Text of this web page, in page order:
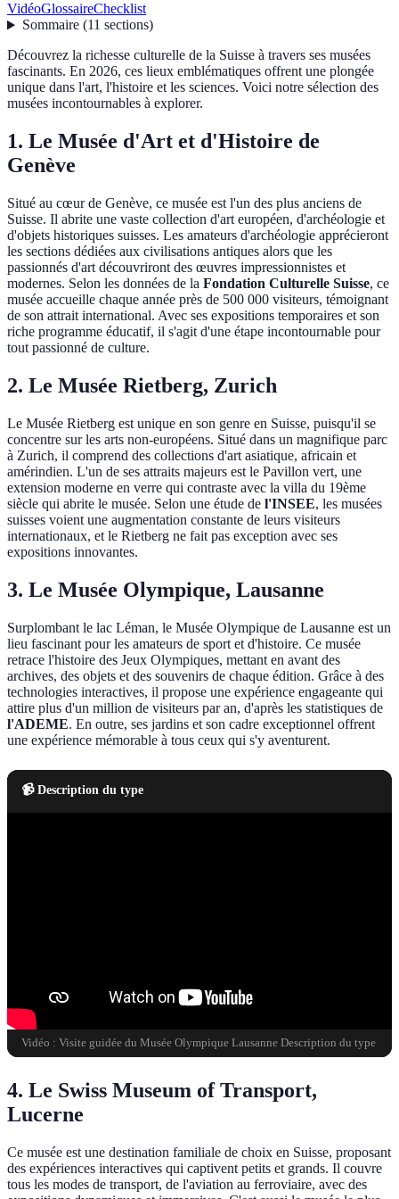
VidéoGlossaireChecklist
Sommaire(11 sections)
Découvrez la richesse culturelle de la Suisse à travers ses musées
fascinants. En 2026, ces lieux emblématiques offrent une plongée
unique dans l'art, l'histoire et les sciences. Voici notre sélection des
musées incontournables à explorer.
1. Le Musée d'Art et d'Histoire de
Genève
Situé au cœur de Genève, ce musée est l'un des plus anciens de
Suisse. Il abrite une vaste collection d'art européen, d'archéologie et
d'objets historiques suisses. Les amateurs d'archéologie apprécieront
les sections dédiées aux civilisations antiques alors que les
passionnés d'art découvriront des œuvres impressionnistes et
modernes. Selon les données de la Fondation Culturelle Suisse, ce
musée accueille chaque année près de 500 000 visiteurs, témoignant
de son attrait international. Avec ses expositions temporaires et son
riche programme éducatif, il s'agit d'une étape incontournable pour
tout passionné de culture.
2. Le Musée Rietberg, Zurich
Le Musée Rietberg est unique en son genre en Suisse, puisqu'il se
concentre sur les arts non-européens. Situé dans un magnifique parc
à Zurich, il comprend des collections d'art asiatique, africain et
amérindien. L'un de ses attraits majeurs est le Pavillon vert, une
extension moderne en verre qui contraste avec la villa du 19ème
siècle qui abrite le musée. Selon une étude de l'INSEE, les musées
suisses voient une augmentation constante de leurs visiteurs
internationaux, et le Rietberg ne fait pas exception avec ses
expositions innovantes.
3. Le Musée Olympique, Lausanne
Surplombant le lac Léman, le Musée Olympique de Lausanne est un
lieu fascinant pour les amateurs de sport et d'histoire. Ce musée
retrace l'histoire des Jeux Olympiques, mettant en avant des
archives, des objets et des souvenirs de chaque édition. Grâce à des
technologies interactives, il propose une expérience engageante qui
attire plus d'un million de visiteurs par an, d'après les statistiques de
l'ADEME. En outre, ses jardins et son cadre exceptionnel offrent
une expérience mémorable à tous ceux qui s'y aventurent.
📹 Description du type
Vidéo : Visite guidée du Musée Olympique Lausanne Description du type
4. Le Swiss Museum of Transport,
Lucerne
Ce musée est une destination familiale de choix en Suisse, proposant
des expériences interactives qui captivent petits et grands. Il couvre
tous les modes de transport, de l'aviation au ferroviaire, avec des